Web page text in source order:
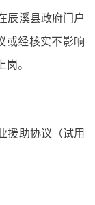
辰溪县政府门户
或经核实不影响
。
援助协议（试用